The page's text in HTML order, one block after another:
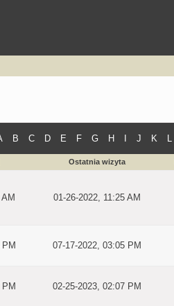
B C D E F G H J K L
Ostatnia wizyta
01-26-2022, 11:25 AM
07-17-2022, 03:05 PM
02-25-2023, 02:07 PM